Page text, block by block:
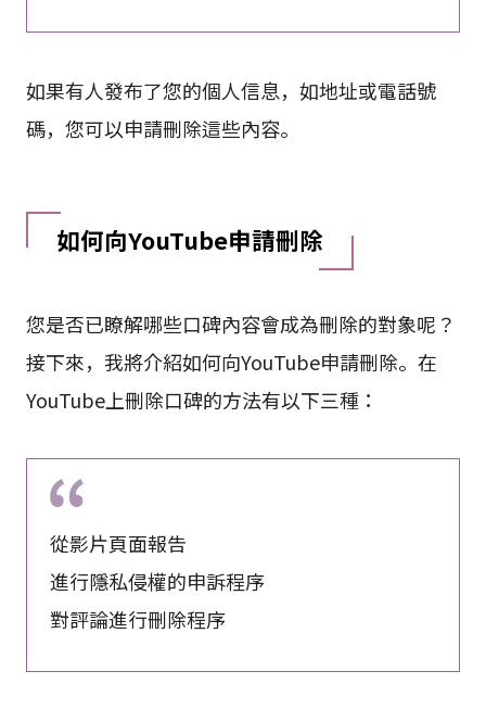
如果有人發布了您的個人信息，如地址或電話號
碼，您可以申請刪除這些內容。
如何向YouTube申請刪除
您是否已瞭解哪些口碑內容會成為刪除的對象呢？
接下來，我將介紹如何向YouTube申請刪除。在
YouTube上刪除口碑的方法有以下三種：
從影片頁面報告
進行隱私侵權的申訴程序
對評論進行刪除程序